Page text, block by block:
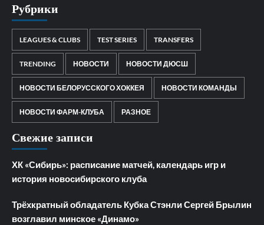
Рубрики
LEAGUES & CLUBS TEST SERIES TRANSFERS
TRENDING НОВОСТИ НОВОСТИ ДЮСШ
НОВОСТИ БЕЛОРУССКОГО ХОККЕЯ НОВОСТИ КОМАНДЫ
НОВОСТИ ФАРМ-КЛУБА РАЗНОЕ
Свежие записи
ХК «Сибирь»: расписание матчей, календарь игр и
история новосибирского клуба
Трёхкратный обладатель Кубка Стэнли Сергей Брылин
возглавил минское «Динамо»